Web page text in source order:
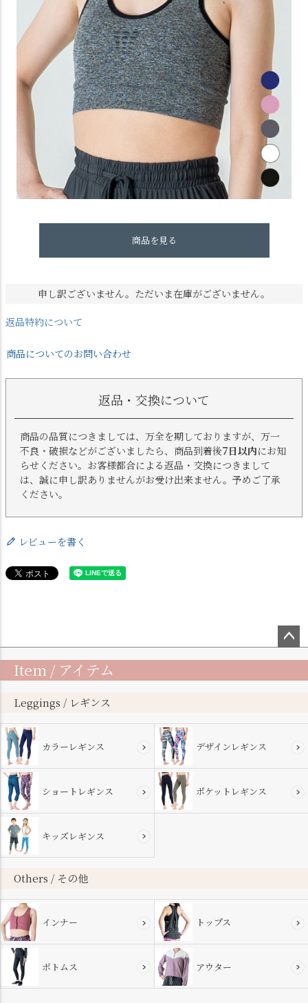
商品を見る
申し訳ございません。ただいま在庫がございません。
返品特約について
商品についてのお問い合わせ
返品・交換について
商品の品質につきましては、万全を期しておりますが、万一
不良・破損などがございましたら、商品到着後7日以内にお知
らせください。お客様都合による返品・交換につきまして
は、誠に申し訳ありませんがお受け出来ません。予めご了承
ください。
レビューを書く
ップ
Item / アイテム
Leggings / レギンス
カラーレギンス デザインレギンス
ショートレギンス ポケットレギンス
キッズレギンス
Others / その他
インナー トップス
ボトムス アウター